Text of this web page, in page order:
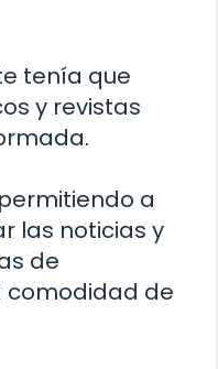
tenía que
y revistas
a
las noticias y
de
comodidad de